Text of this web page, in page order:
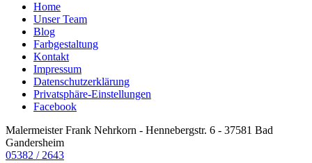
Home
Unser Team
Blog
Farbgestaltung
Kontakt
Impressum
Datenschutzerklärung
Privatsphäre-Einstellungen
Facebook
Malermeister Frank Nehrkorn - Hennebergstr. 6 - 37581 Bad
Gandersheim
05382 / 2643